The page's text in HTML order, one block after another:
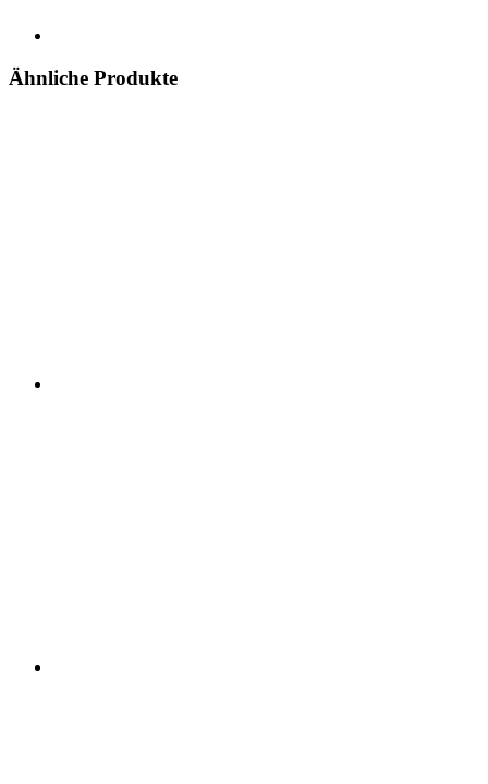
Ähnliche Produkte